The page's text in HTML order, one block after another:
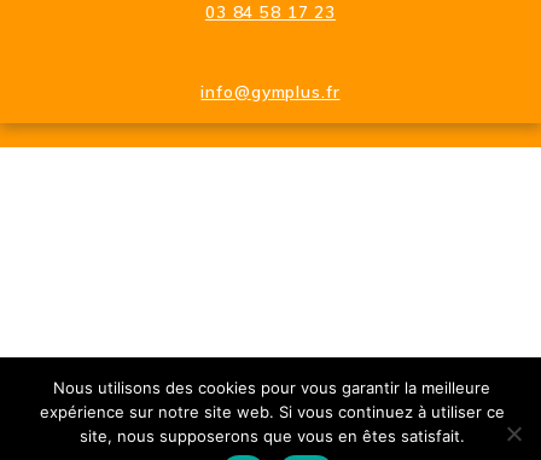
03 84 58 17 23
info@gymplus.fr
Nous utilisons des cookies pour vous garantir la meilleure
expérience sur notre site web. Si vous continuez à utiliser ce
site, nous supposerons que vous en êtes satisfait.